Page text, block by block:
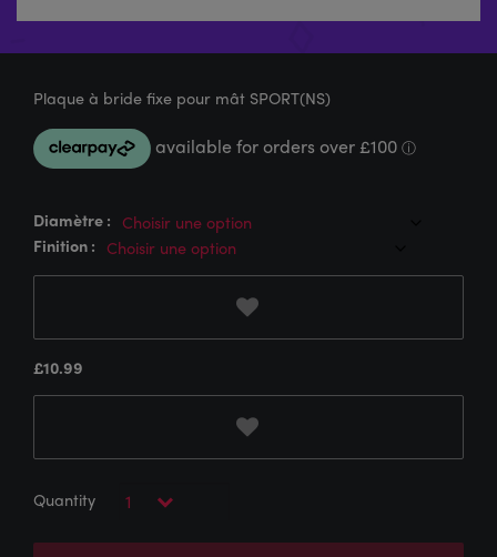
Plaque à bride fixe pour mât SPORT(NS)
Diamètre :
Finition :
£10.99